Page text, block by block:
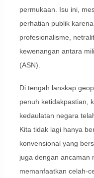
permukaan. Isu ini,
perhatian publik
profesionalisme,
kewenangan antara
(ASN).
Di tengah lanskap
penuh ketidakpastian,
kedaulatan negara
Kita tidak lagi hanya
konvensional yang
juga dengan ancaman
memanfaatkan celah-